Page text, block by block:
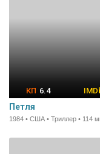
6.4
Петля
1984 • США • Триллер • 114